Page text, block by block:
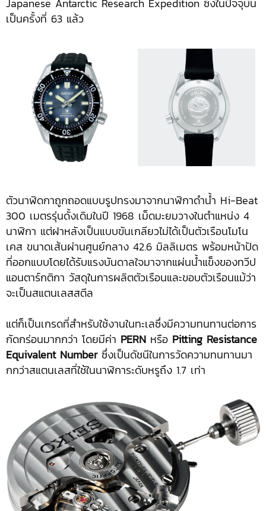
เป็นครั้งที่ 63 แล้ว
ตัวนาฬิดกาถูกถอดแบบรูปทรงมาจากนาฬิกาดำน้ำ Hi-Beat
300 เมตรรุ่นดั้งเดิมในปี 1968 เม็ดมะยมวางในตำแหน่ง 4
นาฬิกา แต่ฝาหลังเป็นแบบขันเกลียวไม่ได้เป็นตัวเรือนโมโน
เคส ขนาดเส้นผ่านศูนย์กลาง 42.6 มิลลิเมตร พร้อมหน้าปัด
ที่ออกแบบโดยได้รับแรงบันดาลใจมาจากแผ่นน้ำแข็งของทวีป
แอนตาร์กติกา วัสดุในการผลิตตัวเรือนและขอบตัวเรือนแม้ว่า
จะเป็นสแตนเลสสตีล
แต่ก็เป็นเกรดที่สำหรับใช้งานในทะเลซึ่งมีความทนทานต่อการ
กัดกร่อนมากกว่า โดยมีค่า PERN หรือ Pitting Resistance
Equivalent Numberซึ่งเป็นดัชนีในการวัดความทนทานมา
กกว่าสแตนเลสที่ใช้ในนาฬิการะดับหรูถึง 1.7 เท่า